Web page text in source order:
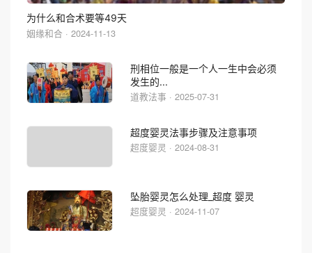
为什么和合术要等49天
姻缘和合 · 2024-11-13
刑相位一般是一个人一生中会必须
发生的...
道教法事 · 2025-07-31
超度婴灵法事步骤及注意事项
超度婴灵 · 2024-08-31
坠胎婴灵怎么处理_超度 婴灵
超度婴灵 · 2024-11-07